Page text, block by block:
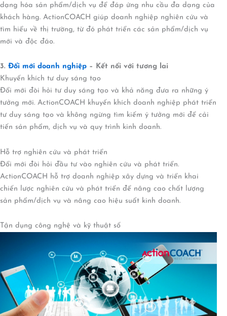
dạng hóa sản phẩm/dịch vụ để đáp ứng nhu cầu đa dạng của
khách hàng. ActionCOACH giúp doanh nghiệp nghiên cứu và
tìm hiểu về thị trường, từ đó phát triển các sản phẩm/dịch vụ
mới và độc đáo.
3. Đổi mới doanh nghiệp – Kết nối với tương lai
Khuyến khích tư duy sáng tạo
Đổi mới đòi hỏi tư duy sáng tạo và khả năng đưa ra những ý
tưởng mới. ActionCOACH khuyến khích doanh nghiệp phát triển
tư duy sáng tạo và không ngừng tìm kiếm ý tưởng mới để cải
tiến sản phẩm, dịch vụ và quy trình kinh doanh.
Hỗ trợ nghiên cứu và phát triển
Đổi mới đòi hỏi đầu tư vào nghiên cứu và phát triển.
ActionCOACH hỗ trợ doanh nghiệp xây dựng và triển khai
chiến lược nghiên cứu và phát triển để nâng cao chất lượng
sản phẩm/dịch vụ và nâng cao hiệu suất kinh doanh.
Tận dụng công nghệ và kỹ thuật số